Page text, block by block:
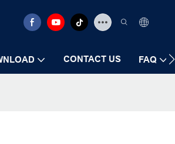
CONTACT US FAQ